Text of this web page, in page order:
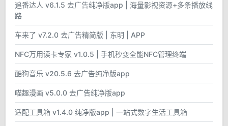
追番达人 v6.1.5 去广告纯净版app | 海量影视资源+多条播放线
路
车来了 v7.2.0 去广告精简版 | 东明 | APP
NFC万用读卡专家 v1.0.5 | 手机秒变全能NFC管理终端
酷狗音乐 v20.5.6 去广告纯净版app
喵趣漫画 v5.0.0 去广告纯净版app
适配工具箱 v1.4.0 纯净版app | 一站式数字生活工具箱